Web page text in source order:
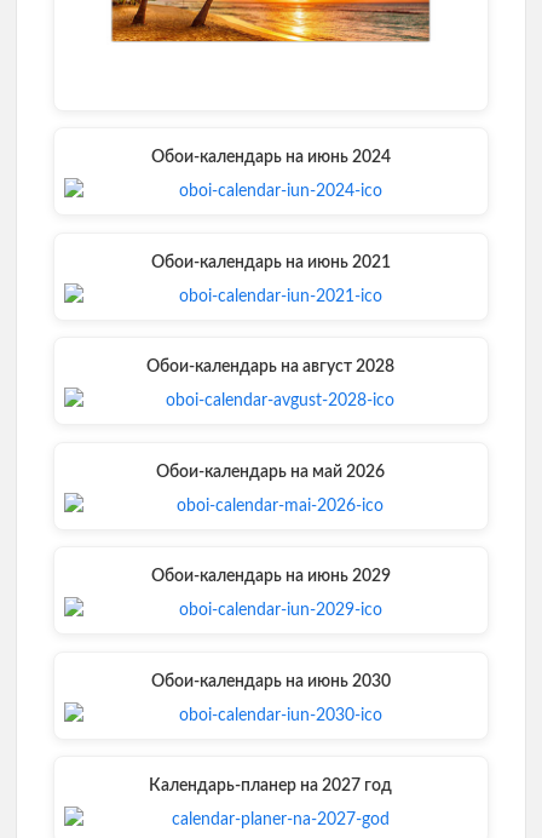
Обои-календарь на июнь 2024
Обои-календарь на июнь 2021
Обои-календарь на август 2028
Обои-календарь на май 2026
Обои-календарь на июнь 2029
Обои-календарь на июнь 2030
Календарь-планер на 2027 год